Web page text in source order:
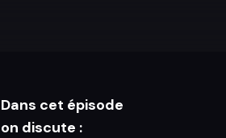
Dans cet épisode
on discute :